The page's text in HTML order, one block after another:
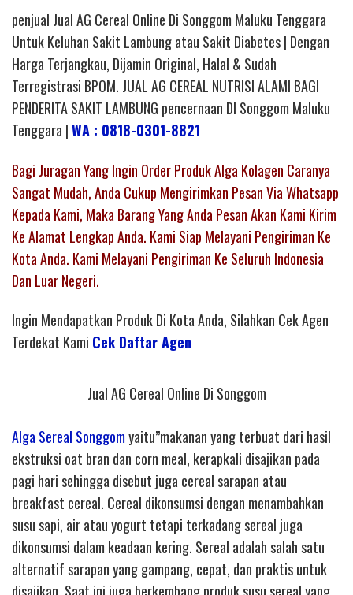
penjual Jual AG Cereal Online Di Songgom Maluku Tenggara
Untuk Keluhan Sakit Lambung atau Sakit Diabetes | Dengan
Harga Terjangkau, Dijamin Original, Halal & Sudah
Terregistrasi BPOM. JUAL AG CEREAL NUTRISI ALAMI BAGI
PENDERITA SAKIT LAMBUNG pencernaan DI Songgom Maluku
Tenggara |WA : 0818-0301-8821
Bagi Juragan Yang Ingin Order Produk Alga Kolagen Caranya
Sangat Mudah, Anda Cukup Mengirimkan Pesan Via Whatsapp
Kepada Kami, Maka Barang Yang Anda Pesan Akan Kami Kirim
Ke Alamat Lengkap Anda. Kami Siap Melayani Pengiriman Ke
Kota Anda. Kami Melayani Pengiriman Ke Seluruh Indonesia
Dan Luar Negeri.
Ingin Mendapatkan Produk Di Kota Anda, Silahkan Cek Agen
Terdekat Kami Cek Daftar Agen
Jual AG Cereal Online Di Songgom
Alga Sereal Songgomyaitu”makanan yang terbuat dari hasil
ekstruksi oat bran dan corn meal, kerapkali disajikan pada
pagi hari sehingga disebut juga cereal sarapan atau
breakfast cereal. Cereal dikonsumsi dengan menambahkan
susu sapi, air atau yogurt tetapi terkadang sereal juga
dikonsumsi dalam keadaan kering. Sereal adalah salah satu
alternatif sarapan yang gampang, cepat, dan praktis untuk